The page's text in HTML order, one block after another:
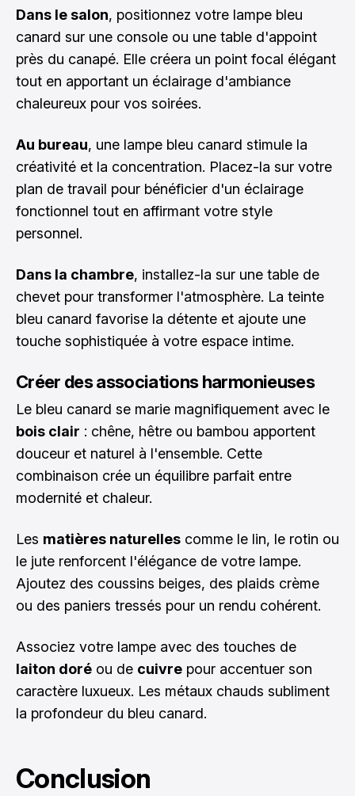
Dans le salon, positionnez votre lampe bleu
canard sur une console ou une table d'appoint
près du canapé. Elle créera un point focal élégant
tout en apportant un éclairage d'ambiance
chaleureux pour vos soirées.
Au bureau, une lampe bleu canard stimule la
créativité et la concentration. Placez-la sur votre
plan de travail pour bénéficier d'un éclairage
fonctionnel tout en affirmant votre style
personnel.
Dans la chambre, installez-la sur une table de
chevet pour transformer l'atmosphère. La teinte
bleu canard favorise la détente et ajoute une
touche sophistiquée à votre espace intime.
Créer des associations harmonieuses
Le bleu canard se marie magnifiquement avec le
bois clair : chêne, hêtre ou bambou apportent
douceur et naturel à l'ensemble. Cette
combinaison crée un équilibre parfait entre
modernité et chaleur.
Les matières naturelles comme le lin, le rotin ou
le jute renforcent l'élégance de votre lampe.
Ajoutez des coussins beiges, des plaids crème
ou des paniers tressés pour un rendu cohérent.
Associez votre lampe avec des touches de
laiton doré ou de cuivre pour accentuer son
caractère luxueux. Les métaux chauds subliment
la profondeur du bleu canard.
Conclusion